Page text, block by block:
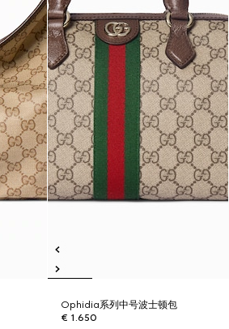
Ophidia系列中号波士顿包
€ 1.650